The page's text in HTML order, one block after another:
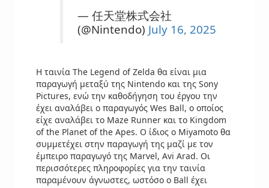
— 任天堂株式会社
(@Nintendo) July 16, 2025
Η ταινία The Legend of Zelda θα είναι μια
παραγωγή μεταξύ της Nintendo και της Sony
Pictures, ενώ την καθοδήγηση του έργου την
έχει αναλάβει ο παραγωγός Wes Ball, ο οποίος
είχε αναλάβει το Maze Runner και το Kingdom
of the Planet of the Apes. Ο ίδιος ο Miyamoto θα
συμμετέχει στην παραγωγή της μαζί με τον
έμπειρο παραγωγό της Marvel, Avi Arad. Οι
περισσότερες πληροφορίες για την ταινία
παραμένουν άγνωστες, ωστόσο ο Ball έχει